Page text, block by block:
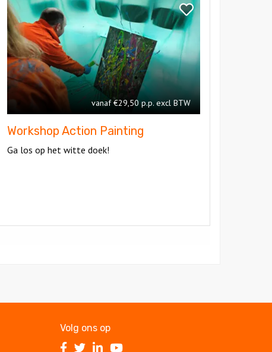
Bekijk
Workshop
Action
Painting
vanaf €29,50 p.p. excl BTW
Workshop Action Painting
Ga los op het witte doek!
Workshop
Action
Painting
Volg ons op
VolgVolgVolgVolg